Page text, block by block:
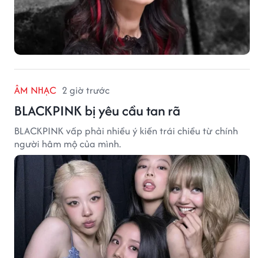
ÂM NHẠC 2 giờ trước
BLACKPINK bị yêu cầu tan rã
BLACKPINK vấp phải nhiều ý kiến trái chiều từ chính
người hâm mộ của mình.